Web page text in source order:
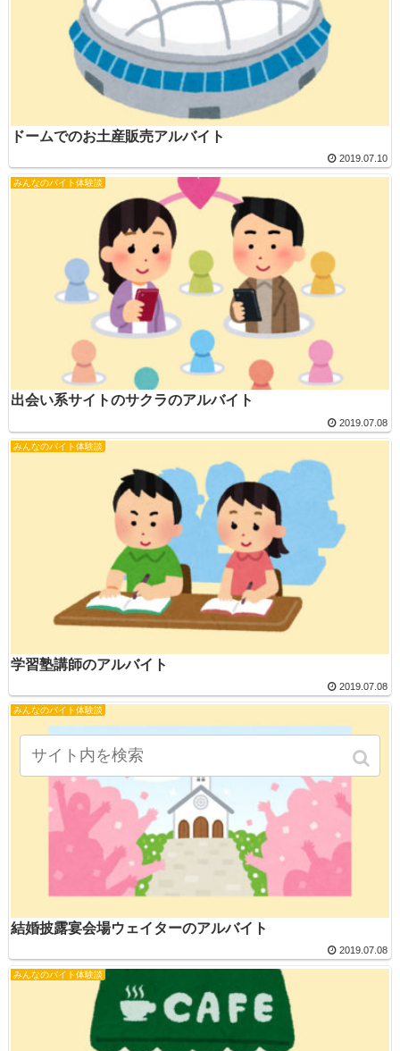
ドームでのお土産販売アルバイト
2019.07.10
みんなのバイト体験談
出会い系サイトのサクラのアルバイト
2019.07.08
みんなのバイト体験談
学習塾講師のアルバイト
2019.07.08
みんなのバイト体験談
結婚披露宴会場ウェイターのアルバイト
2019.07.08
みんなのバイト体験談